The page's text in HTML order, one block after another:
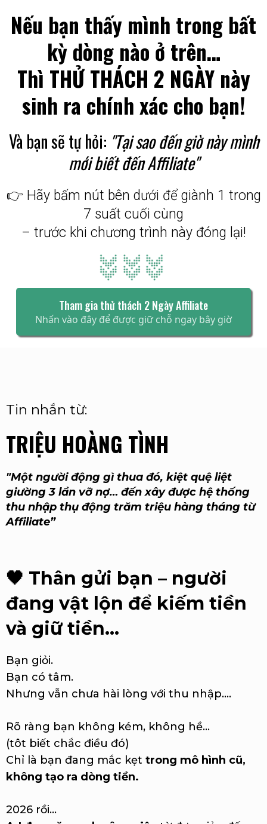
Nếu bạn thấy mình trong bất
kỳ dòng nào ở trên…
Thì THỬ THÁCH 2 NGÀY này
sinh ra chính xác cho bạn!
Và bạn sẽ tự hỏi: "Tại sao đến giờ này mình
mới biết đến Affiliate"
👉 Hãy bấm nút bên dưới để giành 1 trong
7 suất cuối cùng
– trước khi chương trình này đóng lại!
Tham gia thử thách 2 Ngày Affiliate
Nhấn vào đây để được giữ chỗ ngay bây giờ
Tin nhắn từ:
TRIỆU HOÀNG TÌNH
"Một người động gì thua đó, kiệt quệ liệt
giường 3 lần vỡ nợ… đến xây được hệ thống
thu nhập thụ động trăm triệu hàng tháng từ
Affiliate”
🖤 Thân gửi bạn – người
đang vật lộn để kiếm tiền
và giữ tiền…
Bạn giỏi.
Bạn có tâm.
Nhưng vẫn chưa hài lòng với thu nhập....
Rõ ràng bạn không kém, không hề...
(tôt biết chắc điều đó)
Chỉ là bạn đang mắc kẹt trong mô hình cũ,
không tạo ra dòng tiền.
2026 rồi…